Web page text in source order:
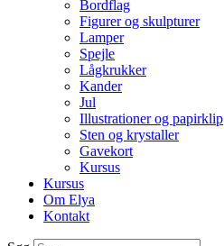
Bordflag
Figurer og skulpturer
Lamper
Spejle
Lågkrukker
Kander
Jul
Illustrationer og papirklip
Sten og krystaller
Gavekort
Kursus
Kursus
Om Elya
Kontakt